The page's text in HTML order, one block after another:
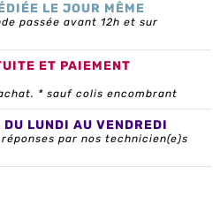
LE JOUR MÊME
passée avant 12h et sur
ET PAIEMENT
* sauf colis encombrant
LUNDI AU VENDREDI
par nos technicien(e)s